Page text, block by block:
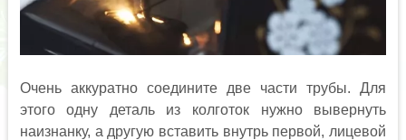
Очень аккуратно соедините две части трубы. Для
этого одну деталь из колготок нужно вывернуть
наизнанку, а другую вставить внутрь первой, лицевой